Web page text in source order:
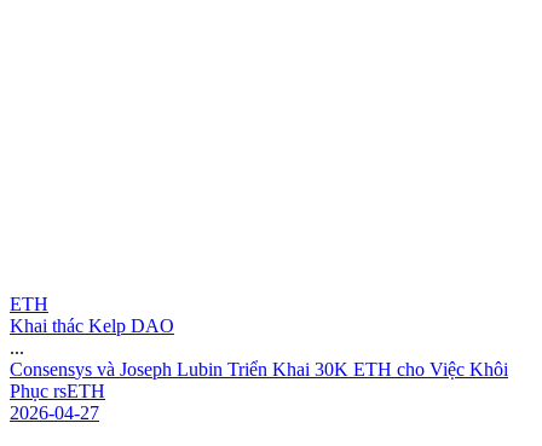
ETH
Khai thác Kelp DAO
...
Consensys và Joseph Lubin Triển Khai 30K ETH cho Việc Khôi
Phục rsETH
2026-04-27